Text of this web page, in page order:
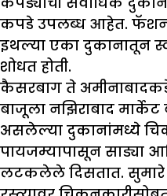
कपडे उपलब्ध आहेत. फॅशन
इथल्या एका दुकानातून
शोधत होती.
कैसरबाग ते अमीनाबादकडे
बाजूला नझिराबाद
असलेल्या दुकानांमध्ये
पायजम्यापासून साड्या
लटकलेले दिसतात. सुमारे